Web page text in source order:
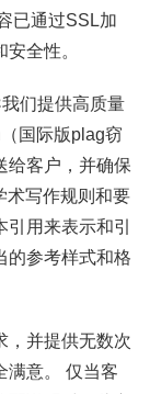
已通过SSL加
全性。
们提供高质量
国际版plag窃
给客户，并确保
术写作规则和要
用来表示和引
的参考样式和格
，并提供无数次
满意。 仅当客